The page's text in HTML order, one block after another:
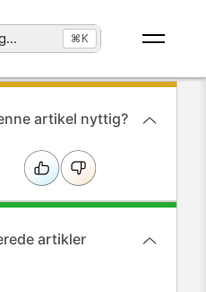
... ⌘K
artikel nyttig?
artikler